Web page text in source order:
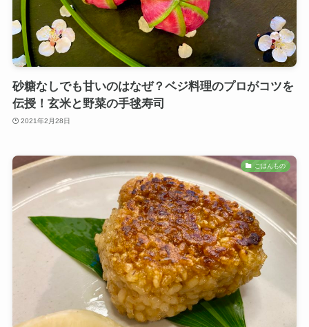
砂糖なしでも甘いのはなぜ？ベジ料理のプロがコツを
伝授！玄米と野菜の手毬寿司
2021年2月28日
ごはんもの